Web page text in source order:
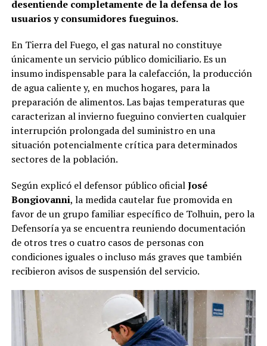
desentiende completamente de la defensa de los
usuarios y consumidores fueguinos.
En Tierra del Fuego, el gas natural no constituye
únicamente un servicio público domiciliario. Es un
insumo indispensable para la calefacción, la producción
de agua caliente y, en muchos hogares, para la
preparación de alimentos. Las bajas temperaturas que
caracterizan al invierno fueguino convierten cualquier
interrupción prolongada del suministro en una
situación potencialmente crítica para determinados
sectores de la población.
Según explicó el defensor público oficialJosé
Bongiovanni, la medida cautelar fue promovida en
favor de un grupo familiar específico de Tolhuin, pero la
Defensoría ya se encuentra reuniendo documentación
de otros tres o cuatro casos de personas con
condiciones iguales o incluso más graves que también
recibieron avisos de suspensión del servicio.